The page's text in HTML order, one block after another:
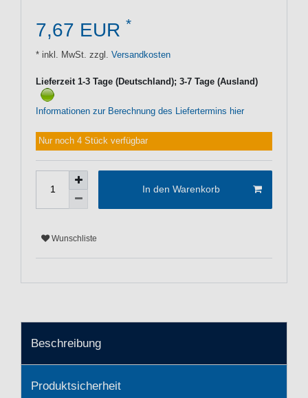
7,67 EUR *
* inkl. MwSt. zzgl. Versandkosten
Lieferzeit 1-3 Tage (Deutschland); 3-7 Tage (Ausland)
Informationen zur Berechnung des Liefertermins hier
Nur noch 4 Stück verfügbar
In den Warenkorb
Wunschliste
Beschreibung
Produktsicherheit